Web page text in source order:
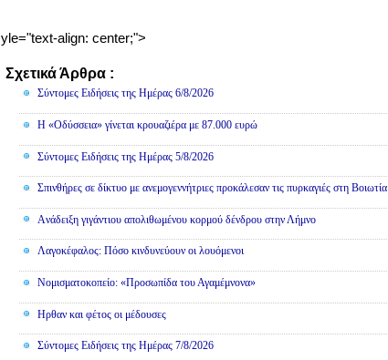
yle="text-align: center;">
Σχετικά Άρθρα :
Σύντομες Ειδήσεις της Ημέρας 6/8/2026
Η «Οδύσσεια» γίνεται κρουαζιέρα με 87.000 ευρώ
Σύντομες Ειδήσεις της Ημέρας 5/8/2026
Σπινθήρες σε δίκτυο με ανεμογεννήτριες προκάλεσαν τις πυρκαγιές στη Βοιωτία
Aνάδειξη γιγάντιου απολιθωμένου κορμού δένδρου στην Λήμνο
Λαγοκέφαλος: Πόσο κινδυνεύουν οι λουόμενοι
Νομισματοκοπείο: «Προσωπίδα του Αγαμέμνονα»
Ηρθαν και φέτος οι μέδουσες
Σύντομες Ειδήσεις της Ημέρας 7/8/2026